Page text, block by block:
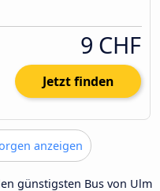
9 CHF
Jetzt finden
anzeigen
günstigsten Bus von Ulm